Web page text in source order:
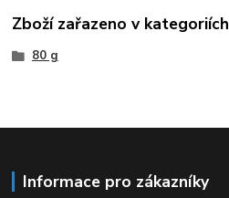
Zboží zařazeno v kategoriích
80 g
Informace pro zákazníky